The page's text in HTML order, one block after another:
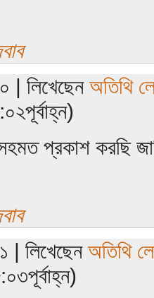
| লিখেছেন অতিথি
প্রকাশ করছি
| লিখেছেন অতিথি